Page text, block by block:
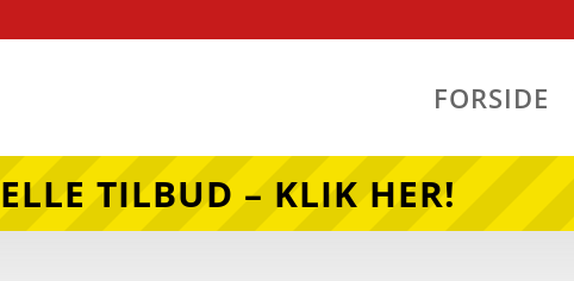
FORSIDE
TILBUD – KLIK HER!